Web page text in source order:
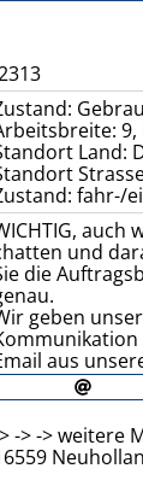
9,
Land:
fahr-/
auch
und
die
geben
aus
-> -> weitere